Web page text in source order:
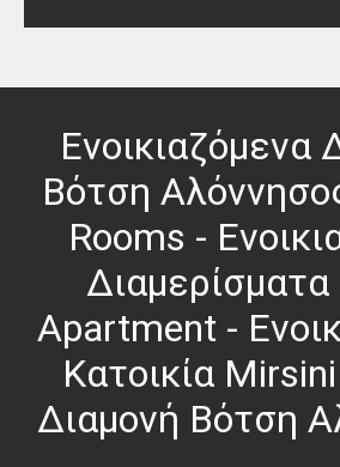
Ενοικιαζόμενα
Βότση
Rooms -
Apartment -
Κατοικία
Διαμονή Βότση